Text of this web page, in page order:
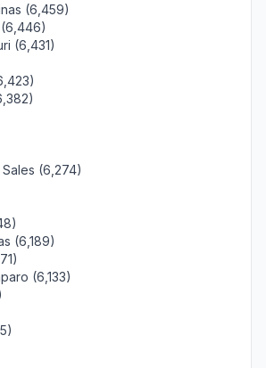
(6,459)
(6,431)
(6,274)
(6,189)
(6,133)